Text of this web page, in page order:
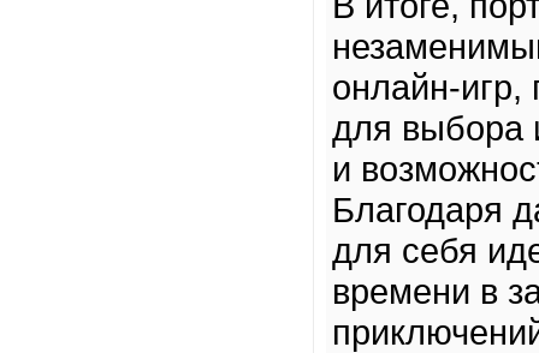
онлайн-игр,
для выбора
и
Благодаря
для себя
времени в